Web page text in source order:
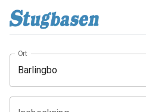
Ort